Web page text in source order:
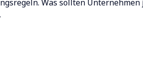
Was sollten